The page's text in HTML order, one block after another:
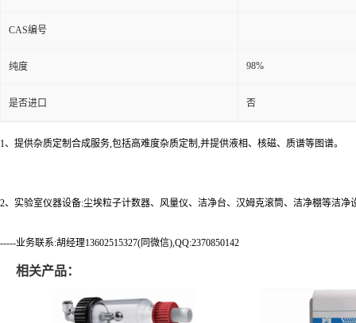
CAS编号
纯度 98%
是否进口 否
1、提供杂质定制合成服务,包括高难度杂质定制,并提供液相、核磁、质谱等图谱。
2、实验室仪器设备:尘埃粒子计数器、风量仪、洁净台、汉姆克滚筒、洁净棚等洁
-----业务联系:胡经理13602515327(同微信),QQ:2370850142
相关产品：